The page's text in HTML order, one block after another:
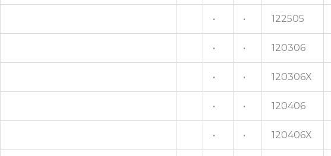
• • 122505
• • 120306
• • 120306X
• • 120406
• • 120406X